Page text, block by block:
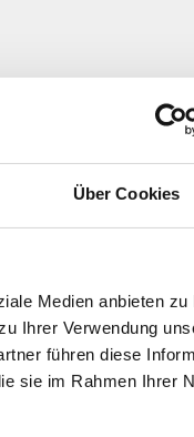
Über Cookies
Medien anbieten zu
Ihrer Verwendung
führen diese
sie im Rahmen Ihrer